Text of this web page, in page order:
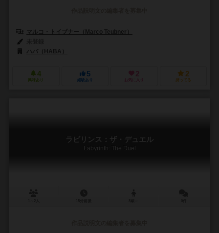
マルコ・トイブナー（Marco Teubner）
ハバ（HABA）
4
興味あり
5
経験あり
2
お気に入り
2
持ってる
ラビリンス：ザ・デュエル
Labyrinth: The Duel